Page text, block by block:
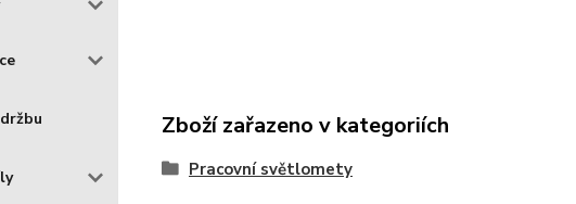
Zboží zařazeno v kategoriích
Pracovní světlomety